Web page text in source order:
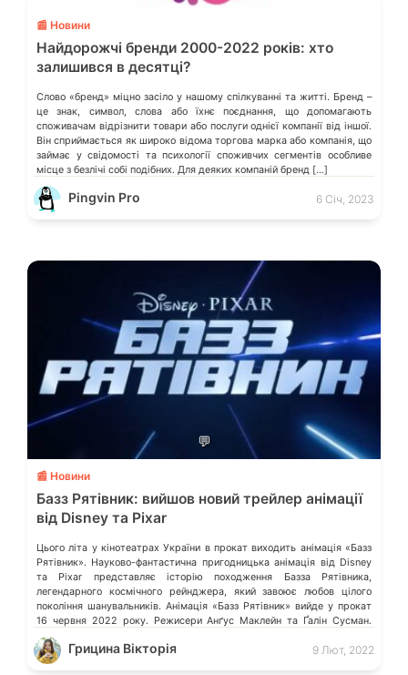
📰 Новини
Найдорожчі бренди 2000-2022 років: хто
залишився в десятці?
Слово «бренд» міцно засіло у нашому спілкуванні та житті. Бренд –
це знак, символ, слова або їхнє поєднання, що допомагають
споживачам відрізнити товари або послуги однієї компанії від іншої.
Він сприймається як широко відома торгова марка або компанія, що
займає у свідомості та психології споживчих сегментів особливе
місце з безлічі собі подібних. Для деяких компаній бренд […]
Pingvin Pro 6 Січ, 2023
💬
📰 Новини
Базз Рятівник: вийшов новий трейлер анімації
від Disney та Pixar
Цього літа у кінотеатрах України в прокат виходить анімація «Базз
Рятівник». Науково-фантастична пригодницька анімація від Disney
та Pixar представляє історію походження Базза Рятівника,
легендарного космічного рейнджера, який завоює любов цілого
покоління шанувальників. Анімація «Базз Рятівник» вийде у прокат
16 червня 2022 року. Режисери Анґус Маклейн та Ґалін Сусман.
Серед акторів є Кріс Еванс («Ножі наголо», «Месники:
Завершення»). […]
Грицина Вікторія 9 Лют, 2022